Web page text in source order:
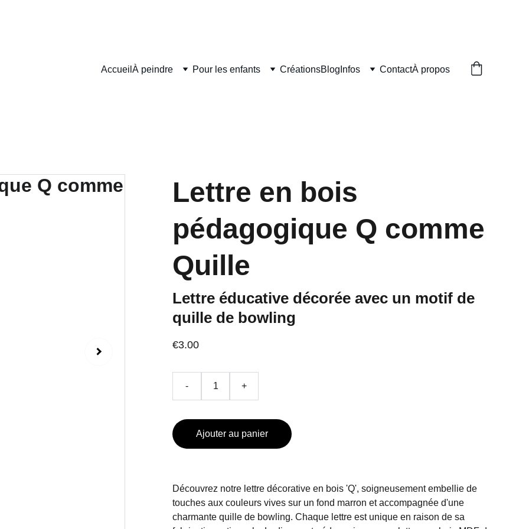
Accueil À peindre Pour les enfants CréationsBlog Infos ContactÀ propos
Lettre en bois
pédagogique Q comme
Quille
Lettre éducative décorée avec un motif de
quille de bowling
€3.00
- +
Ajouter au panier
Découvrez notre lettre décorative en bois 'Q', soigneusement embellie de
touches aux couleurs vives sur un fond marron et accompagnée d'une
charmante quille de bowling. Chaque lettre est unique en raison de sa